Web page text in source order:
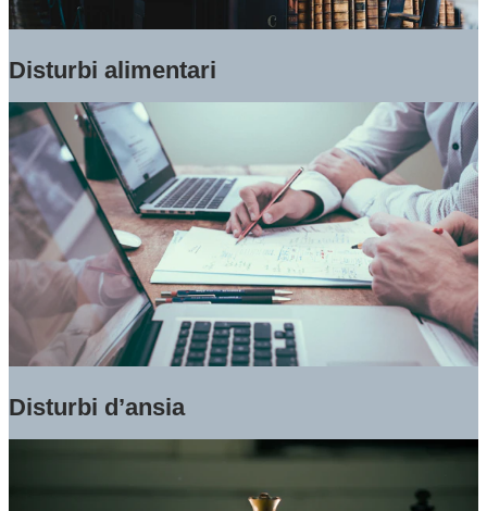
Disturbi alimentari
Disturbi d’ansia